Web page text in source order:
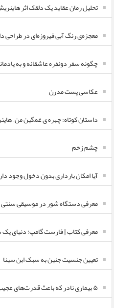
تحلیل رمان عقاید یک دلقک اثر
معجزه‌ی رنگ آبی فیروزه‌ای در طراحی
چگونه سفر دونفره عاشقانه و به
عکاسی پست مدرن
داستان کوتاه: چهره ی غمگین من –
چشم زخم
آیا امکان بارداری بدون دخول وجود
معرفی دستگاه شور در موسیقی سنتی
معرفی کتاب | فارست گامپ؛ دنیای
تعیین جنسیت جنین به سبک ابن سینا
۵ بیماری نادر که باعث قدرت‌های عجیب در انسان می‌شود!